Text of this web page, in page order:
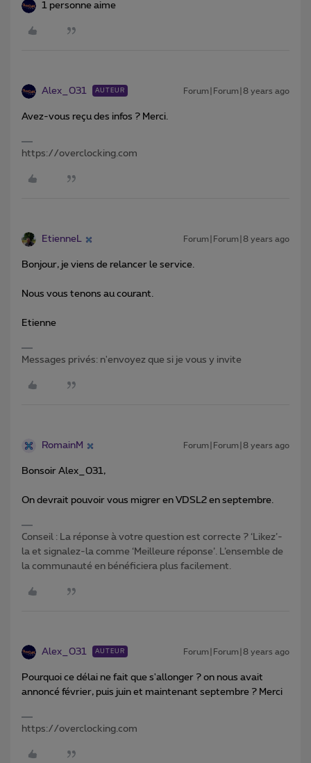
1 personne aime
Alex_031 AUTEUR Forum|Forum|8 years ago
Avez-vous reçu des infos ? Merci.
https://overclocking.com
EtienneL Forum|Forum|8 years ago
Bonjour, je viens de relancer le service.
Nous vous tenons au courant.
Etienne
Messages privés: n'envoyez que si je vous y invite
RomainM Forum|Forum|8 years ago
Bonsoir Alex_031,
On devrait pouvoir vous migrer en VDSL2 en septembre.
Conseil : La réponse à votre question est correcte ? ‘Likez’-
la et signalez-la comme ‘Meilleure réponse’. L’ensemble de
la communauté en bénéficiera plus facilement.
Alex_031 AUTEUR Forum|Forum|8 years ago
Pourquoi ce délai ne fait que s'allonger ? on nous avait
annoncé février, puis juin et maintenant septembre ? Merci
https://overclocking.com